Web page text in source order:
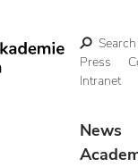
Search
Press
Intranet
News